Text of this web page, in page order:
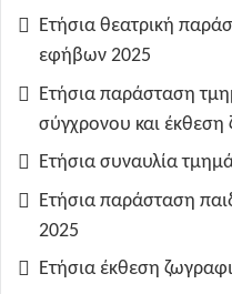
Ετήσια θεατρική
εφήβων 2025
Ετήσια παράσταση
σύγχρονου και έκθεση
Ετήσια συναυλία
Ετήσια παράσταση
2025
Ετήσια έκθεση